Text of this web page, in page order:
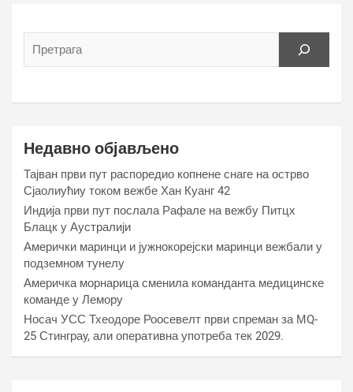
Недавно објављено
Тајван први пут распоредио копнене снаге на острво
Сјаолиућиу током вежбе Хан Куанг 42
Индија први пут послала Рафале на вежбу Питцх
Блацк у Аустралији
Амерички маринци и јужнокорејски маринци вежбали у
подземном тунелу
Америчка морнарица сменила команданта медицинске
команде у Лемору
Носач УСС Тхеодоре Роосевелт први спреман за МQ-
25 Стинграy, али оперативна употреба тек 2029.